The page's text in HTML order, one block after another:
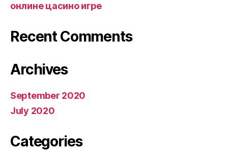
онлине цасино игре
Recent Comments
Archives
September 2020
July 2020
Categories